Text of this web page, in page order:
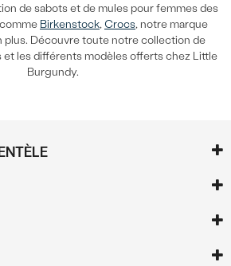
de sabots et de mules pour femmes des
Birkenstock, Crocs, notre marque
plus. Découvre toute notre collection de
et les différents modèles offerts chez Little
Burgundy.